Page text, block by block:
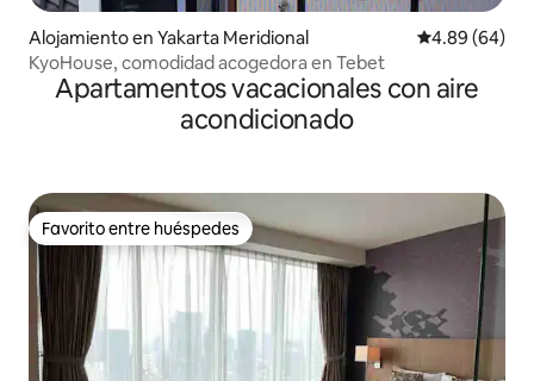
Alojamiento en Yakarta Meridional Calificación
4.89 (64)
KyoHouse, comodidad acogedora en Tebet
Apartamentos vacacionales con aire
acondicionado
Favorito entre huéspedes
Favorito entre huéspedes